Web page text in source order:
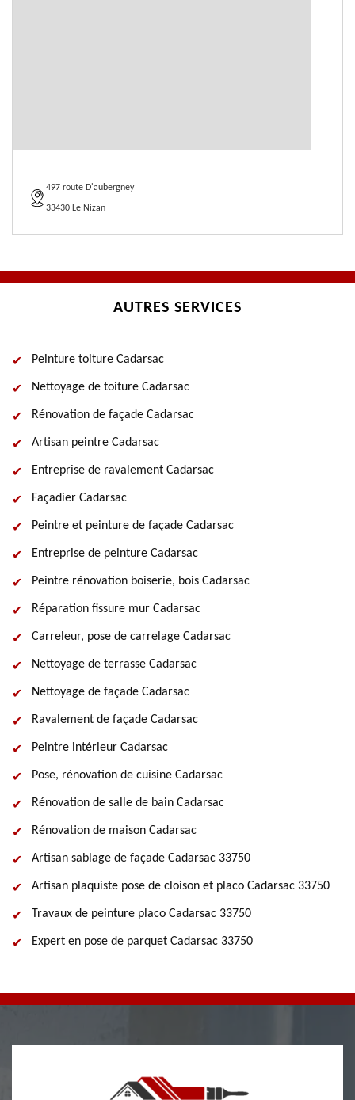
497 route D'aubergney
33430 Le Nizan
AUTRES SERVICES
Peinture toiture Cadarsac
Nettoyage de toiture Cadarsac
Rénovation de façade Cadarsac
Artisan peintre Cadarsac
Entreprise de ravalement Cadarsac
Façadier Cadarsac
Peintre et peinture de façade Cadarsac
Entreprise de peinture Cadarsac
Peintre rénovation boiserie, bois Cadarsac
Réparation fissure mur Cadarsac
Carreleur, pose de carrelage Cadarsac
Nettoyage de terrasse Cadarsac
Nettoyage de façade Cadarsac
Ravalement de façade Cadarsac
Peintre intérieur Cadarsac
Pose, rénovation de cuisine Cadarsac
Rénovation de salle de bain Cadarsac
Rénovation de maison Cadarsac
Artisan sablage de façade Cadarsac 33750
Artisan plaquiste pose de cloison et placo Cadarsac 33750
Travaux de peinture placo Cadarsac 33750
Expert en pose de parquet Cadarsac 33750